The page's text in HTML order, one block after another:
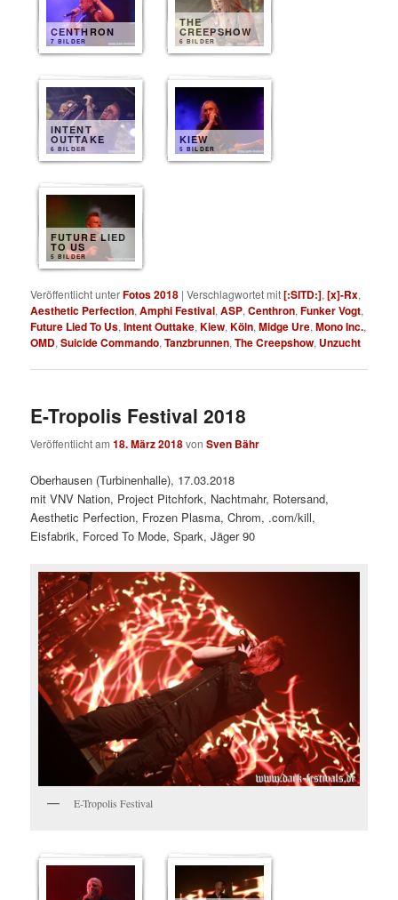
CENTHRON
7 BILDER
THE
CREEPSHOW
6 BILDER
INTENT
OUTTAKE
6 BILDER
KIEW
5 BILDER
FUTURE LIED
TO US
5 BILDER
Veröffentlicht unterFotos 2018 |Verschlagwortet mit[:SITD:],[x]-Rx,
Aesthetic Perfection,Amphi Festival,ASP,Centhron,Funker Vogt,
Future Lied To Us,Intent Outtake,Kiew,Köln,Midge Ure,Mono Inc.,
OMD,Suicide Commando,Tanzbrunnen,The Creepshow, Unzucht
E-Tropolis Festival 2018
Veröffentlicht am18. März 2018vonSven Bähr
Oberhausen (Turbinenhalle), 17.03.2018
mit VNV Nation, Project Pitchfork, Nachtmahr, Rotersand,
Aesthetic Perfection, Frozen Plasma, Chrom, .com/kill,
Eisfabrik, Forced To Mode, Spark, Jäger 90
E-Tropolis Festival